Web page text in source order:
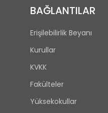
BAĞLANTILAR
Erişilebilirlik Beyanı
Kurullar
KVKK
Fakülteler
Yüksekokullar